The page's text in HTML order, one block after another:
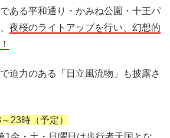
ある平和通り・かみね公園・十王パ
夜桜のライトアップを行い、幻想的
迫力のある「日立風流物」も披露さ
23時（予定）